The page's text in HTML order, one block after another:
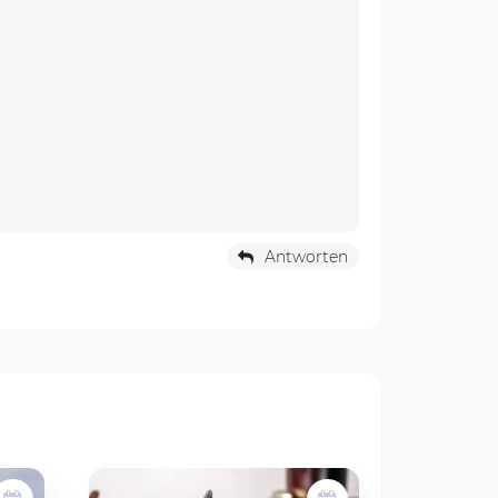
Antworten